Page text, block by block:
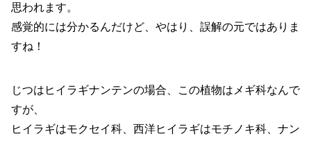
思われます。
感覚的には分かるんだけど、やはり、誤解の元ではありま
すね！
じつはヒイラギナンテンの場合、この植物はメギ科なんで
すが、
ヒイラギはモクセイ科、西洋ヒイラギはモチノキ科、ナン